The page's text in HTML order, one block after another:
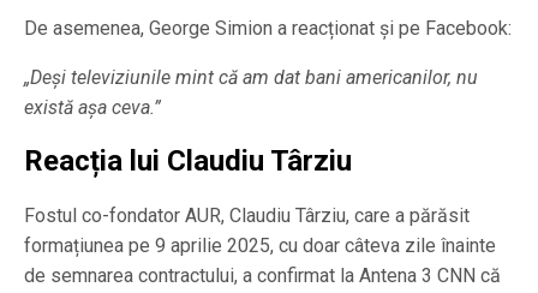
De asemenea, George Simion a reacționat și pe Facebook:
„Deși televiziunile mint că am dat bani americanilor, nu
există așa ceva.”
Reacția lui Claudiu Târziu
Fostul co-fondator AUR, Claudiu Târziu, care a părăsit
formațiunea pe 9 aprilie 2025, cu doar câteva zile înainte
de semnarea contractului, a confirmat la Antena 3 CNN că